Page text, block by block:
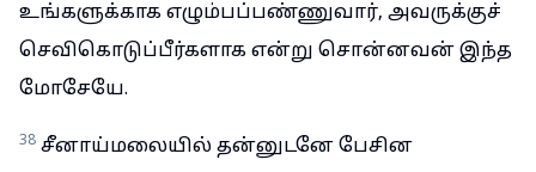
உங்களுக்காக எழும்பப்பண்ணுவார், அவருக்குச்
செவிகொடுப்பீர்களாக என்று சொன்னவன் இந்த
மோசேயே.
38 சீனாய்மலையில் தன்னுடனே பேசின